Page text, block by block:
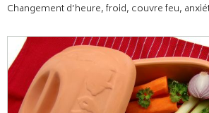
Changement d’heure, froid, couvre feu,